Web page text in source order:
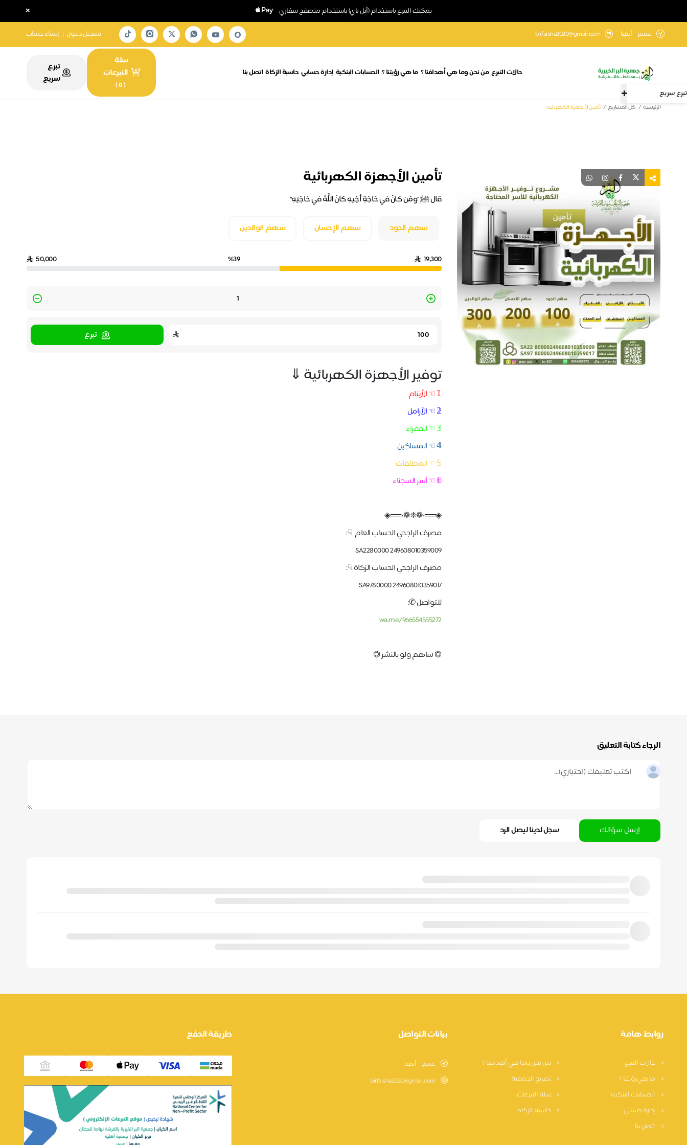
يمكنك التبرع باستخدام (أبل باي) باستخدام متصفح سفاري ×
تبرع سريع
عسير - أبها birfarsha2020@gmail.com تسجيل دخول | إنشاء حساب
حالات التبرع من نحن وما هي أهدافنا ؟ ما هي رؤيتنا ؟ الحسابات البنكية إدارة حسابي حاسبة الزكاة اتصل بنا
سلة
التبرعات
(
0
)
تبرع
سريع
الرئيسية كل المشاريع تأمين الأجهزة الكهربائية
تأمين الأجهزة الكهربائية
قال ﷺ "ومَن كانَ في حَاجَةِ أخِيهِ كانَ اللَّهُ في حَاجَتِهِ"
سهم الجود سهم الإحسان سهم الوالدين
19,300
%39
50,000
Quantity
تبرع
توفير الأجهزة الكهربائية ⇓
𝟙 ☜ الأيتام
𝟚 ☜ الأرامل
𝟛 ☜ الفقراء
𝟜 ☜ المساكين
𝟝 ☜ المطلقات
𝟞 ☜ أسر السجناء
◈══•❁❈❁•══◈
مصرف الراجحي الحساب العام ☟:
SA2280000 249608010359009
مصرف الراجحي الحساب الزكاة ☟:
SA9780000 249608010359017
للتواصل ✆:
wa.me/966554555272
⏣ ساهم ولو بالنشر ⏣
الرجاء كتابة التعليق
إرسل سؤالك سجل لدينا ليصل الرد
روابط هامة
حالات التبرع
من نحن وما هي أهدافنا ؟
ما هي رؤيتنا ؟
تصريح الجمعية
الحسابات البنكية
سلة التبرعات
إدارة حسابي
حاسبة الزكاة
اتصل بنا
بيانات التواصل
عسير - أبها
birfarsha2020@gmail.com
طريقة الدفع